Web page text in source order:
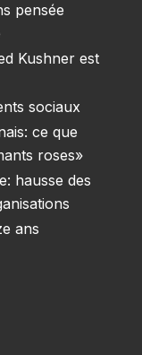
pensée
Kushner est
sociaux
ce que
roses»
hausse des
ans